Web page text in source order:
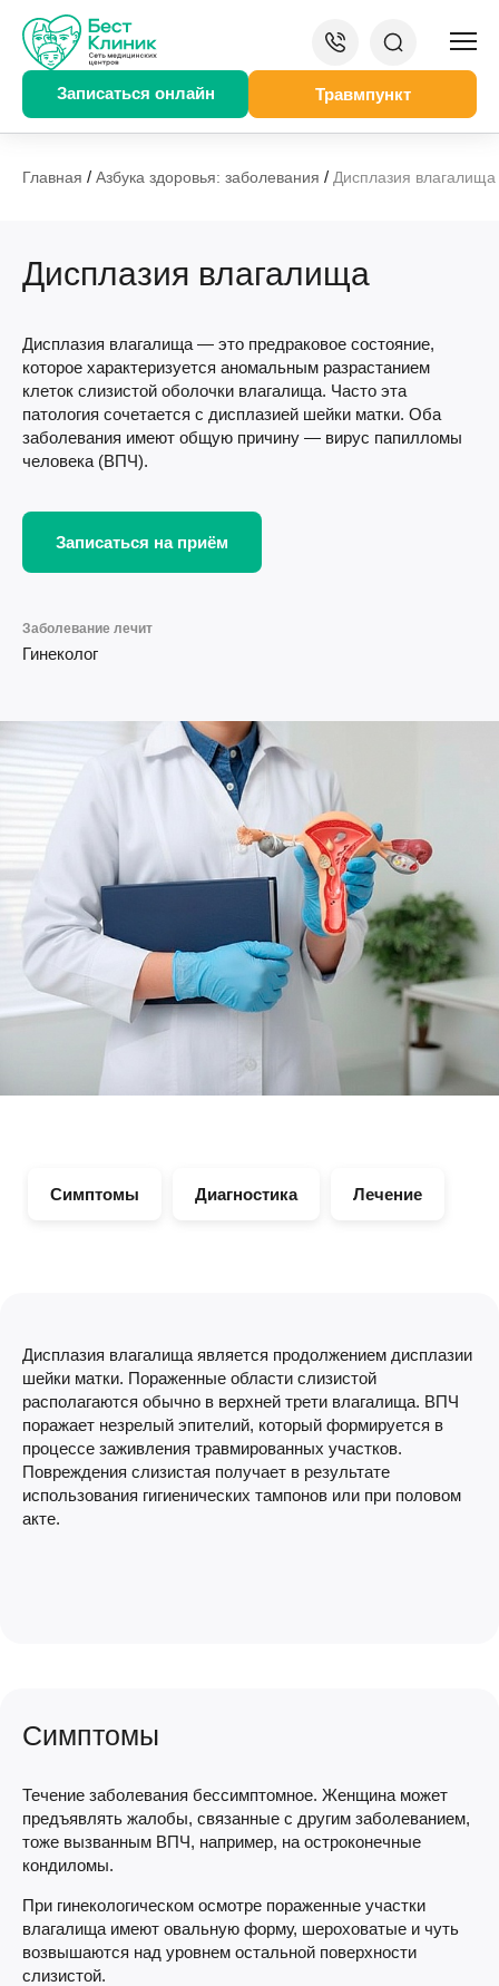
Записаться онлайн Травмпункт
Главная / Азбука здоровья: заболевания / Дисплазия влагалища
Дисплазия влагалища
Дисплазия влагалища — это предраковое состояние,
которое характеризуется аномальным разрастанием
клеток слизистой оболочки влагалища. Часто эта
патология сочетается с дисплазией шейки матки. Оба
заболевания имеют общую причину — вирус папилломы
человека (ВПЧ).
Записаться на приём
Заболевание лечит
Гинеколог
Симптомы Диагностика Лечение
Дисплазия влагалища является продолжением дисплазии
шейки матки. Пораженные области слизистой
располагаются обычно в верхней трети влагалища. ВПЧ
поражает незрелый эпителий, который формируется в
процессе заживления травмированных участков.
Повреждения слизистая получает в результате
использования гигиенических тампонов или при половом
акте.
Симптомы
Течение заболевания бессимптомное. Женщина может
предъявлять жалобы, связанные с другим заболеванием,
тоже вызванным ВПЧ, например, на остроконечные
кондиломы.
При гинекологическом осмотре пораженные участки
влагалища имеют овальную форму, шероховатые и чуть
возвышаются над уровнем остальной поверхности
слизистой.